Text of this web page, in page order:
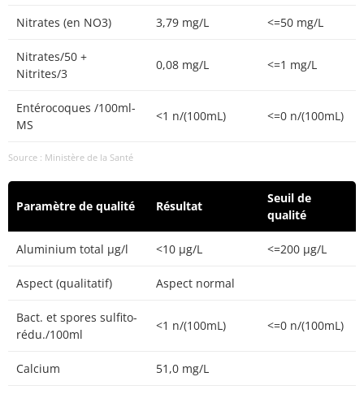
Nitrates (en NO3) 3,79 mg/L <=50 mg/L
Nitrates/50 +
Nitrites/3
0,08 mg/L <=1 mg/L
Entérocoques /100ml-
MS
<1 n/(100mL) <=0 n/(100mL)
Source : Ministère de la Santé
Paramètre de qualité Résultat
Seuil de
qualité
Aluminium total µg/l <10 µg/L <=200 µg/L
Aspect (qualitatif) Aspect normal
Bact. et spores sulfito-
rédu./100ml
<1 n/(100mL) <=0 n/(100mL)
Calcium 51,0 mg/L